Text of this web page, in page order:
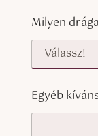
Milyen
Egyéb